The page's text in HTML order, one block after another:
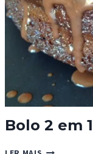
Bolo 2 em
BOLO